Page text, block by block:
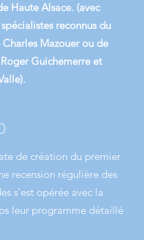
Haute Alsace. (avec
reconnus du
Mazouer ou de
Guichemerre et
de création du premier
recension régulière des
s'est opérée avec la
leur programme détaillé